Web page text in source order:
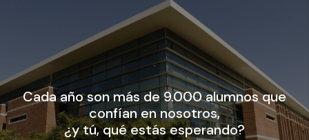
Cada año son más de 9.000 alumnos que
confían en nosotros,
¿y tú, qué estás esperando?